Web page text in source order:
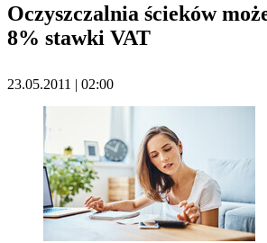
Oczyszczalnia ścieków
8% stawki VAT
23.05.2011 | 02:00